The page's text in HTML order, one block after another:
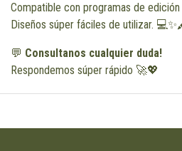
Compatible con programas de edición
Diseños súper fáciles de utilizar.
💬 Consultanos cualquier duda!
Respondemos súper rápido 🚀💖